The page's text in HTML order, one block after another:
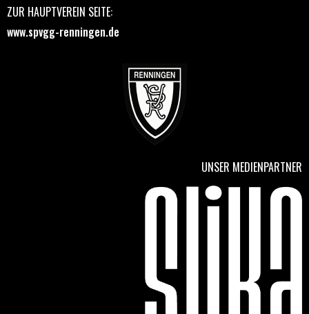
ZUR HAUPTVEREIN SEITE:
www.spvgg-renningen.de
UNSER MEDIENPARTNER